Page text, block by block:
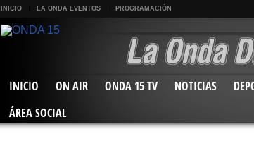
INICIO LA ONDA EVENTOS PROGRAMACIÓN
INICIO ON AIR ONDA 15 TV NOTICIAS
ÁREA SOCIAL